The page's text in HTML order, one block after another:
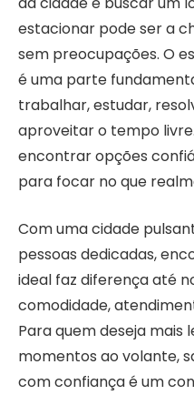
estacionar pode ser a
sem preocupações. O
é uma parte
trabalhar, estudar,
aproveitar o tempo
encontrar opções
para focar no que
Com uma cidade
pessoas dedicadas,
ideal faz diferença até
comodidade,
Para quem deseja mais
momentos ao volante,
com confiança é um